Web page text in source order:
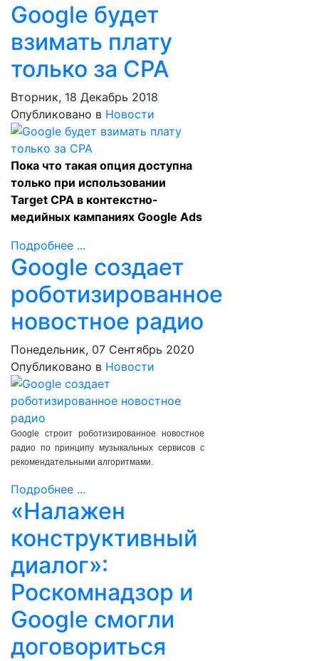
Google будет
взимать плату
только за CPA
Вторник, 18 Декабрь 2018
Опубликовано в Новости
Пока что такая опция доступна
только при использовании
Target CPA в контекстно-
медийных кампаниях Google Ads
Подробнее ...
Google создает
роботизированное
новостное радио
Понедельник, 07 Сентябрь 2020
Опубликовано в Новости
Google строит роботизированное новостное
радио по принципу музыкальных сервисов с
рекомендательными алгоритмами.
Подробнее ...
«Налажен
конструктивный
диалог»:
Роскомнадзор и
Google смогли
договориться